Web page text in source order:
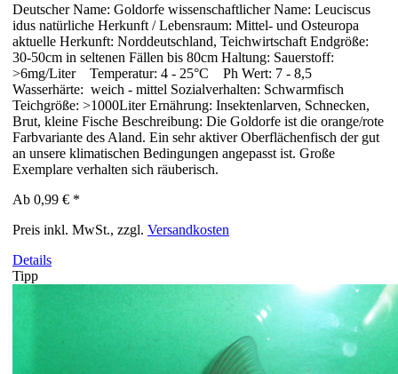
Deutscher Name: Goldorfe wissenschaftlicher Name: Leuciscus
idus natürliche Herkunft / Lebensraum: Mittel- und Osteuropa
aktuelle Herkunft: Norddeutschland, Teichwirtschaft Endgröße:
30-50cm in seltenen Fällen bis 80cm Haltung: Sauerstoff:
>6mg/Liter Temperatur: 4 - 25°C Ph Wert: 7 - 8,5
Wasserhärte: weich - mittel Sozialverhalten: Schwarmfisch
Teichgröße: >1000Liter Ernährung: Insektenlarven, Schnecken,
Brut, kleine Fische Beschreibung: Die Goldorfe ist die orange/rote
Farbvariante des Aland. Ein sehr aktiver Oberflächenfisch der gut
an unsere klimatischen Bedingungen angepasst ist. Große
Exemplare verhalten sich räuberisch.
Ab 0,99 € *
Preis inkl. MwSt., zzgl. Versandkosten
Details
Tipp